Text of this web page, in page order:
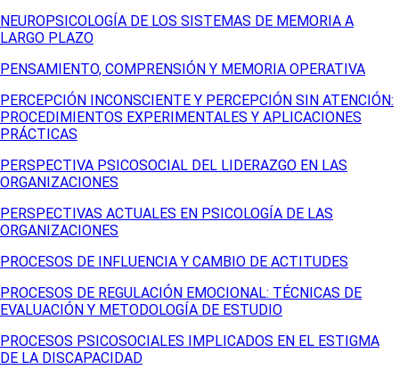
NEUROPSICOLOGÍA DE LOS SISTEMAS DE MEMORIA A
LARGO PLAZO
PENSAMIENTO, COMPRENSIÓN Y MEMORIA OPERATIVA
PERCEPCIÓN INCONSCIENTE Y PERCEPCIÓN SIN ATENCIÓN:
PROCEDIMIENTOS EXPERIMENTALES Y APLICACIONES
PRÁCTICAS
PERSPECTIVA PSICOSOCIAL DEL LIDERAZGO EN LAS
ORGANIZACIONES
PERSPECTIVAS ACTUALES EN PSICOLOGÍA DE LAS
ORGANIZACIONES
PROCESOS DE INFLUENCIA Y CAMBIO DE ACTITUDES
PROCESOS DE REGULACIÓN EMOCIONAL: TÉCNICAS DE
EVALUACIÓN Y METODOLOGÍA DE ESTUDIO
PROCESOS PSICOSOCIALES IMPLICADOS EN EL ESTIGMA
DE LA DISCAPACIDAD